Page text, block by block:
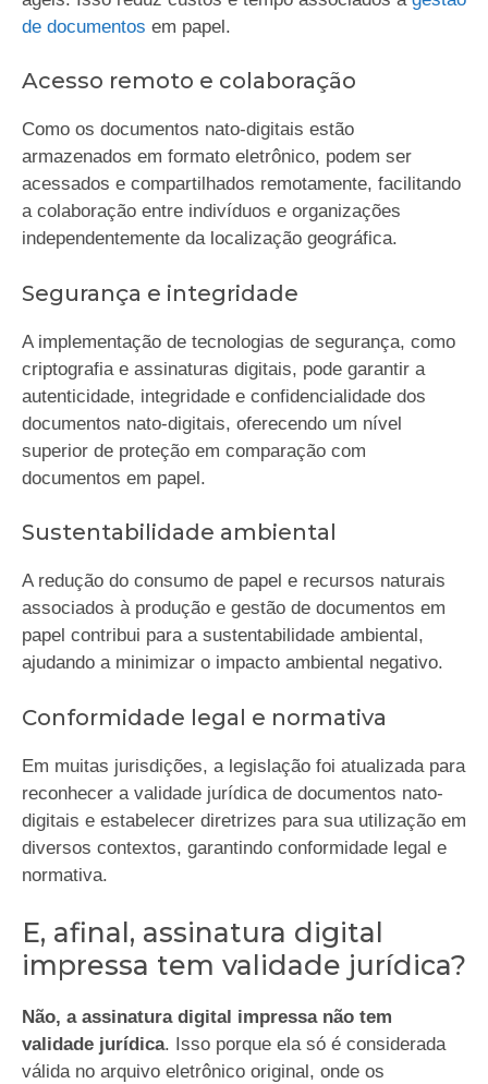
de documentos em papel.
Acesso remoto e colaboração
Como os documentos nato-digitais estão
armazenados em formato eletrônico, podem ser
acessados e compartilhados remotamente, facilitando
a colaboração entre indivíduos e organizações
independentemente da localização geográfica.
Segurança e integridade
A implementação de tecnologias de segurança, como
criptografia e assinaturas digitais, pode garantir a
autenticidade, integridade e confidencialidade dos
documentos nato-digitais, oferecendo um nível
superior de proteção em comparação com
documentos em papel.
Sustentabilidade ambiental
A redução do consumo de papel e recursos naturais
associados à produção e gestão de documentos em
papel contribui para a sustentabilidade ambiental,
ajudando a minimizar o impacto ambiental negativo.
Conformidade legal e normativa
Em muitas jurisdições, a legislação foi atualizada para
reconhecer a validade jurídica de documentos nato-
digitais e estabelecer diretrizes para sua utilização em
diversos contextos, garantindo conformidade legal e
normativa.
E, afinal, assinatura digital
impressa tem validade jurídica?
Não, a assinatura digital impressa não tem
validade jurídica. Isso porque ela só é considerada
válida no arquivo eletrônico original, onde os